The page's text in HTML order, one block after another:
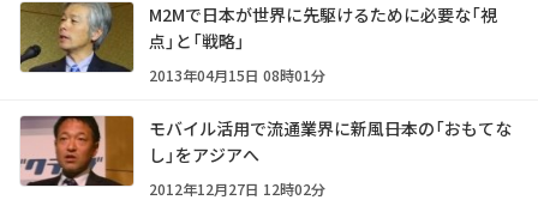
M2Mで日本が世界に先駆けるために必要な「視
点」と「戦略」
2013年04月15日 08時01分
モバイル活用で流通業界に新風――日本の「おもてな
し」をアジアへ
2012年12月27日 12時02分